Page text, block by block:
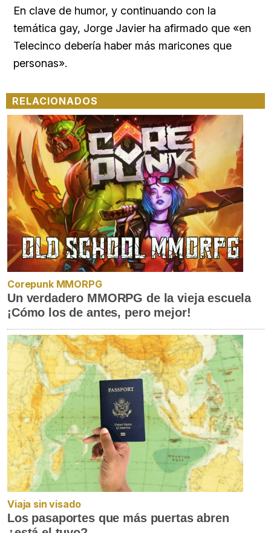
En clave de humor, y continuando con la
temática gay, Jorge Javier ha afirmado que «en
Telecinco debería haber más maricones que
personas».
RELACIONADOS
Corepunk MMORPG
Un verdadero MMORPG de la vieja escuela
¡Cómo los de antes, pero mejor!
Viaja sin visado
Los pasaportes que más puertas abren